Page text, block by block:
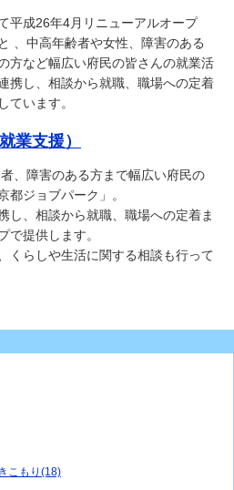
平成26年4月リニューアルオープ
、中高年齢者や女性、障害のある
方など幅広い府民の皆さんの就業活
携し、相談から就職、職場への定着
ています。
業支援）
、障害のある方まで幅広い府民の
都ジョブパーク」。
し、相談から就職、職場への定着ま
で提供します。
くらしや生活に関する相談も行って
こもり(18)